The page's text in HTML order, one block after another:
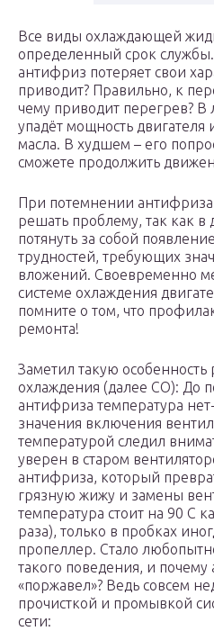
Все виды охлаждающей
определенный срок
антифриз потеряет свои
приводит? Правильно, к
чему приводит перегрев? В
упадёт мощность двигателя
масла. В худшем – его
сможете продолжить
При потемнении антифриза
решать проблему, так как
потянуть за собой
трудностей, требующих
вложений. Своевременно
системе охлаждения
помните о том, что
ремонта!
Заметил такую особенность
охлаждения (далее СО): До
антифриза температура
значения включения
температурой следил
уверен в старом
антифриза, который
грязную жижу и замены
температура стоит на 90 С
раза), только в пробках
пропеллер. Стало
такого поведения, и
«поржавел»? Ведь совсем
прочисткой и промывкой
сети: